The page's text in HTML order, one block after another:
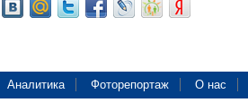
Аналитика Фоторепортаж О нас